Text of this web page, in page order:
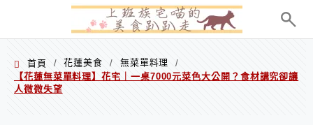
首頁 / 花蓮美食 / 無菜單料理
/
【花蓮無菜單料理】花宅｜一桌7000元菜色大公開？食材講究卻讓
人微微失望